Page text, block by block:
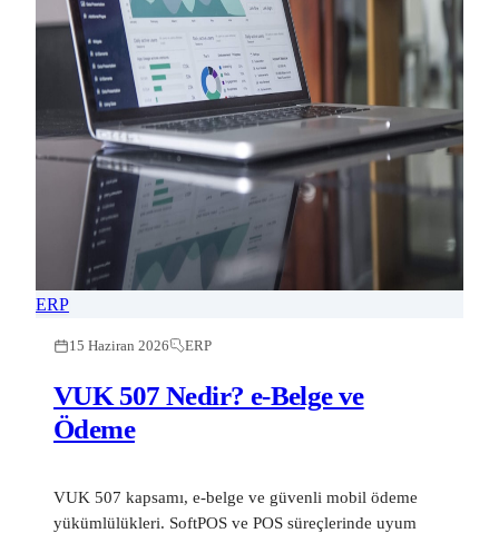
ERP
15 Haziran 2026 ERP
VUK 507 Nedir? e-Belge ve
Ödeme
VUK 507 kapsamı, e-belge ve güvenli mobil ödeme
yükümlülükleri. SoftPOS ve POS süreçlerinde uyum